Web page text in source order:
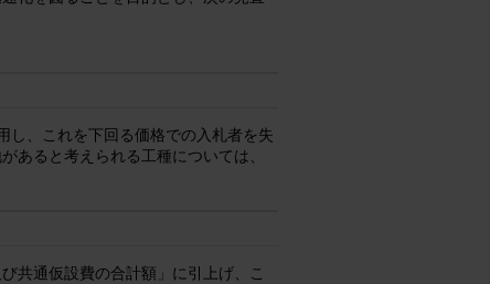
し、これを下回る価格での入札者を失
あると考えられる工種については、
共通仮設費の合計額」に引上げ、こ